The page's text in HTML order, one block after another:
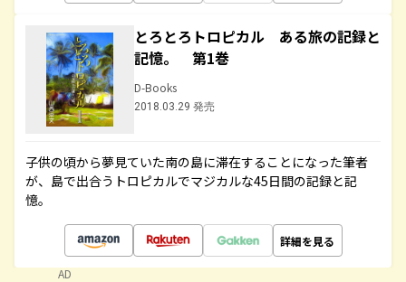
とろとろトロピカル ある旅の記録と
記憶。 第1巻
D-Books
2018.03.29 発売
子供の頃から夢見ていた南の島に滞在することになった筆者
が、島で出合うトロピカルでマジカルな45日間の記録と記
憶。
詳細を見る
AD